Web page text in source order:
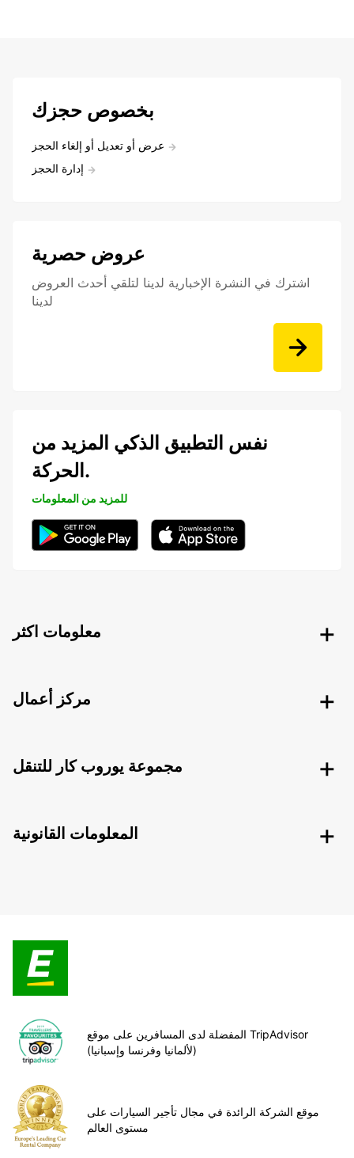
بخصوص حجزك
عرض أو تعديل أو إلغاء الحجز
إدارة الحجز
عروض حصرية
اشترك في النشرة الإخبارية لدينا لتلقي أحدث العروض
لدينا
نفس التطبيق الذكي المزيد من
الحركة.
للمزيد من المعلومات
معلومات اكثر
مركز أعمال
مجموعة يوروب كار للتنقل
المعلومات القانونية
المفضلة لدى المسافرين على موقع TripAdvisor
(لألمانيا وفرنسا وإسبانيا)
موقع الشركة الرائدة في مجال تأجير السيارات على
مستوى العالم